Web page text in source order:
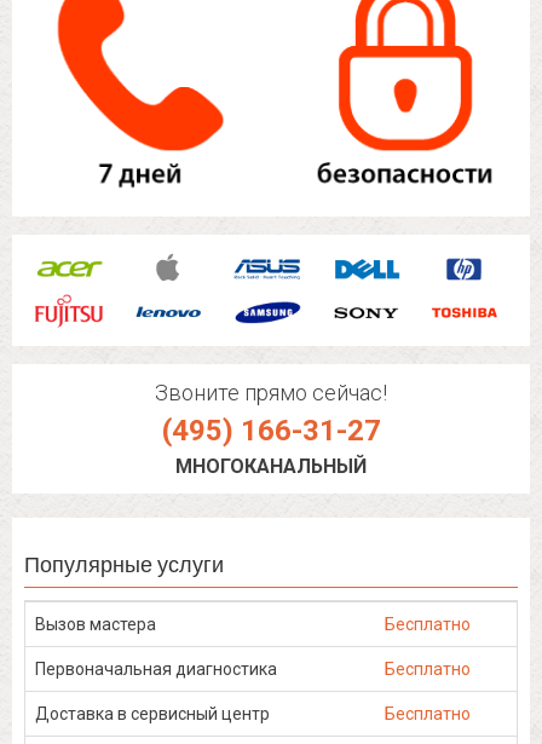
Звоните прямо сейчас!
(495) 166-31-27
МНОГОКАНАЛЬНЫЙ
Популярные услуги
Вызов мастера Бесплатно
Первоначальная диагностика Бесплатно
Доставка в сервисный центр Бесплатно